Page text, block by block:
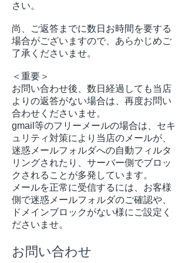
さい。
尚、ご返答までに数日お時間を要する
場合がございますので、あらかじめご
了承くださいませ。
＜重要＞
お問い合わせ後、数日経過しても当店
よりの返答がない場合は、再度お問い
合わせくださいませ。
gmail等のフリーメールの場合は、セキ
ュリティ対策により当店のメールが、
迷惑メールフォルダへの自動フィルタ
リングされたり、サーバー側でブロッ
クされることが多発しています。
​メールを正常に受信するには、お客様
側で迷惑メールフォルダのご確認や、
ドメインブロックがない様にご設定く
ださいませ。
お問い合わせ